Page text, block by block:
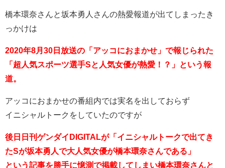
橋本環奈さんと坂本勇人さんの熱愛報道が出てしまったき
っかけは
2020年8月30日放送の「アッコにおまかせ」で報じられた
「超人気スポーツ選手Sと人気女優が熱愛！？」という報
道。
アッコにおまかせの番組内では実名を出しておらず
イニシャルトークをしていたのですが
後日日刊ゲンダイDIGITALが「イニシャルトークで出てき
たSが坂本勇人で大人気女優が橋本環奈さんである」
という記事を勝手に憶測で掲載してしまい橋本環奈さんと